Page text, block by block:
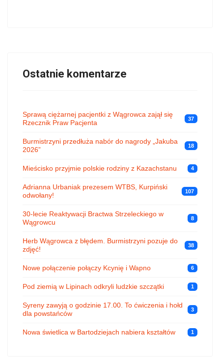
Ostatnie komentarze
Sprawą ciężarnej pacjentki z Wągrowca zajął się
Rzecznik Praw Pacjenta
37
Burmistrzyni przedłuża nabór do nagrody „Jakuba
2026”
18
Mieścisko przyjmie polskie rodziny z Kazachstanu 4
Adrianna Urbaniak prezesem WTBS, Kurpiński
odwołany!
107
30-lecie Reaktywacji Bractwa Strzeleckiego w
Wągrowcu
8
Herb Wągrowca z błędem. Burmistrzyni pozuje do
zdjęć!
38
Nowe połączenie połączy Kcynię i Wapno 6
Pod ziemią w Lipinach odkryli ludzkie szczątki 1
Syreny zawyją o godzinie 17.00. To ćwiczenia i hołd
dla powstańców
3
Nowa świetlica w Bartodziejach nabiera kształtów 1